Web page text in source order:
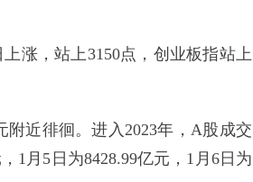
涨，站上3150点，创业板指站上
近徘徊。进入2023年，A股成交
1月5日为8428.99亿元，1月6日为